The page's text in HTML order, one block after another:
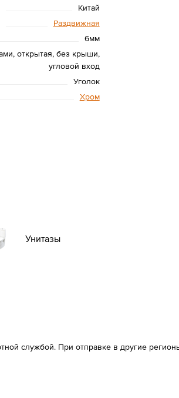
Китай
Раздвижная
6мм
открытая, без крыши,
угловой вход
Уголок
Хром
Унитазы
службой. При отправке в другие